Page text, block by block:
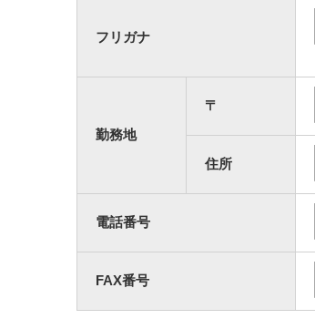
フリガナ
勤務地
〒
住所
電話番号
FAX番号